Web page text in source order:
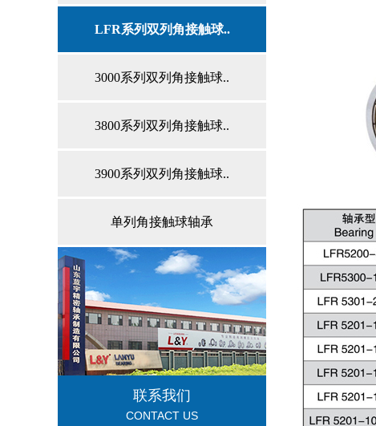
LFR系列双列角接触球..
3000系列双列角接触球..
3800系列双列角接触球..
3900系列双列角接触球..
单列角接触球轴承
联系我们
CONTACT US